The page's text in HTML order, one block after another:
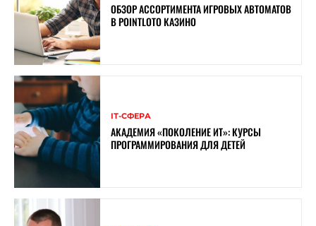
ОБЗОР АССОРТИМЕНТА ИГРОВЫХ АВТОМАТОВ
В POINTLOTO КАЗИНО
ІТ-СФЕРА
АКАДЕМИЯ «ПОКОЛЕНИЕ ИТ»: КУРСЫ
ПРОГРАММИРОВАНИЯ ДЛЯ ДЕТЕЙ